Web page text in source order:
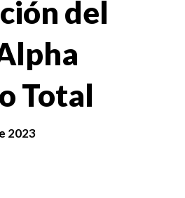
del
Total
2023